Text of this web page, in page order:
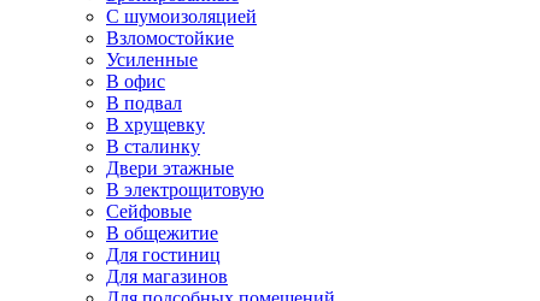
С шумоизоляцией
Взломостойкие
Усиленные
В офис
В подвал
В хрущевку
В сталинку
Двери этажные
В электрощитовую
Сейфовые
В общежитие
Для гостиниц
Для магазинов